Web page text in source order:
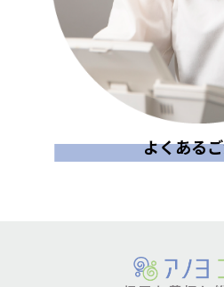
よくある